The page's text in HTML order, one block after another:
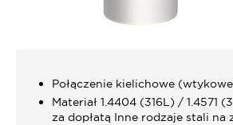
Połączenie kielichowe
Materiał 1.4404 (316L) / 1.4571
za dopłatą Inne rodzaje stali na